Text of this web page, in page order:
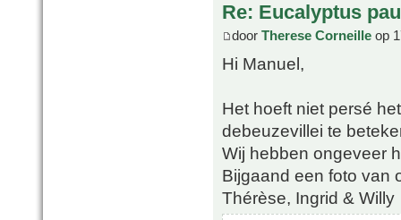
Re: Eucalyptus
door Therese Corneille op
Hi Manuel,
Het hoeft niet persé
debeuzevillei te
Wij hebben ongeveer
Bijgaand een foto van
Thérèse, Ingrid & Willy